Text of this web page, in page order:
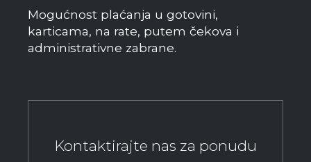
Mogućnost plaćanja u gotovini,
karticama, na rate, putem čekova i
administrativne zabrane.
Kontaktirajte nas za ponudu